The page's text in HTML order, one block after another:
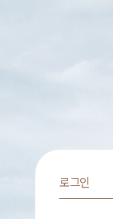
로그인